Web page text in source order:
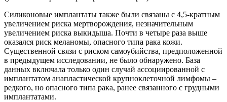
Силиконовые имплантаты также были связаны с 4,5-кратным
увеличением риска мертворождения, незначительным
увеличением риска выкидыша. Почти в четыре раза выше
оказался риск меланомы, опасного типа рака кожи.
Существенной связи с риском самоубийства, предположенной
в предыдущем исследовании, не было обнаружено. База
данных включала только один случай ассоциированной с
имплантатом анапластической крупноклеточной лимфомы –
редкого, но опасного типа рака, ранее связанного с грудными
имплантатами.